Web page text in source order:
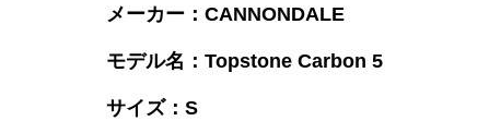
メーカー：CANNONDALE
モデル名：Topstone Carbon 5
サイズ：S